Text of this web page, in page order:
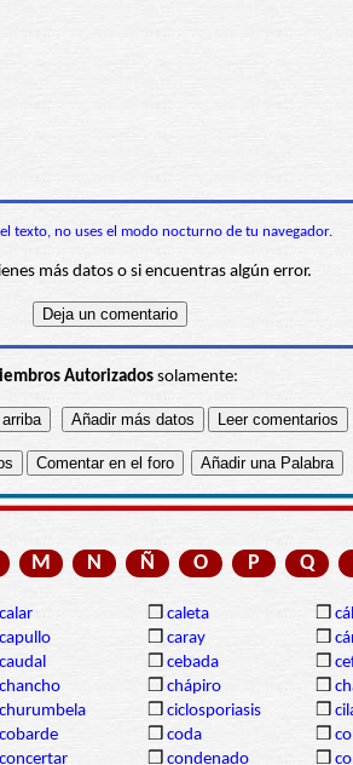
texto, no uses el modo nocturno de tu navegador.
más datos o si encuentras algún error.
Autorizadossolamente:
M N Ñ O P Q
calar ❒ caleta ❒
capullo ❒ caray ❒
caudal ❒ cebada ❒
chancho ❒ chápiro ❒
churumbela ❒ ciclosporiasis ❒
cobarde ❒ coda ❒
concertar ❒ condenado ❒